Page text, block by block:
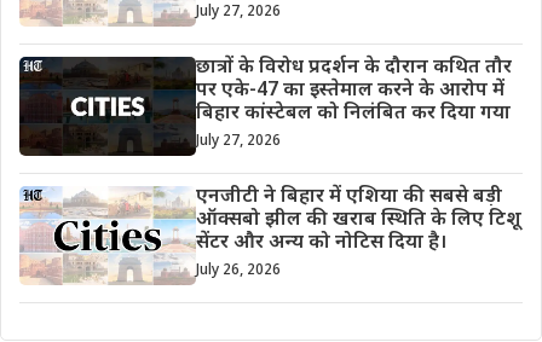
July 27, 2026
छात्रों के विरोध प्रदर्शन के दौरान कथित तौर
पर एके-47 का इस्तेमाल करने के आरोप में
बिहार कांस्टेबल को निलंबित कर दिया गया
July 27, 2026
एनजीटी ने बिहार में एशिया की सबसे बड़ी
ऑक्सबो झील की खराब स्थिति के लिए टिशू
सेंटर और अन्य को नोटिस दिया है।
July 26, 2026